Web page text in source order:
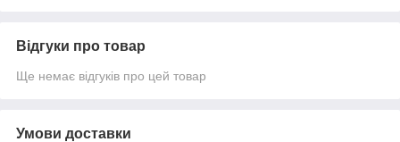
Відгуки про товар
Ще немає відгуків про цей товар
Умови доставки